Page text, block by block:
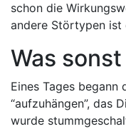
schon die
andere Störtypen ist
Was
Eines Tages begann
“aufzuhängen”, das
wurde